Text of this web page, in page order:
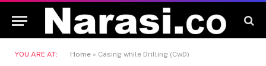
YOU ARE AT: Home » Casing while Drilling (CwD)